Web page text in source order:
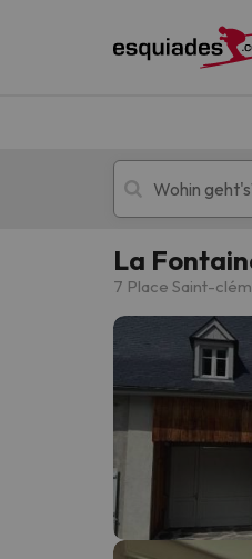
Skiurlaub
Oops, wir
La
7 Place Saint-